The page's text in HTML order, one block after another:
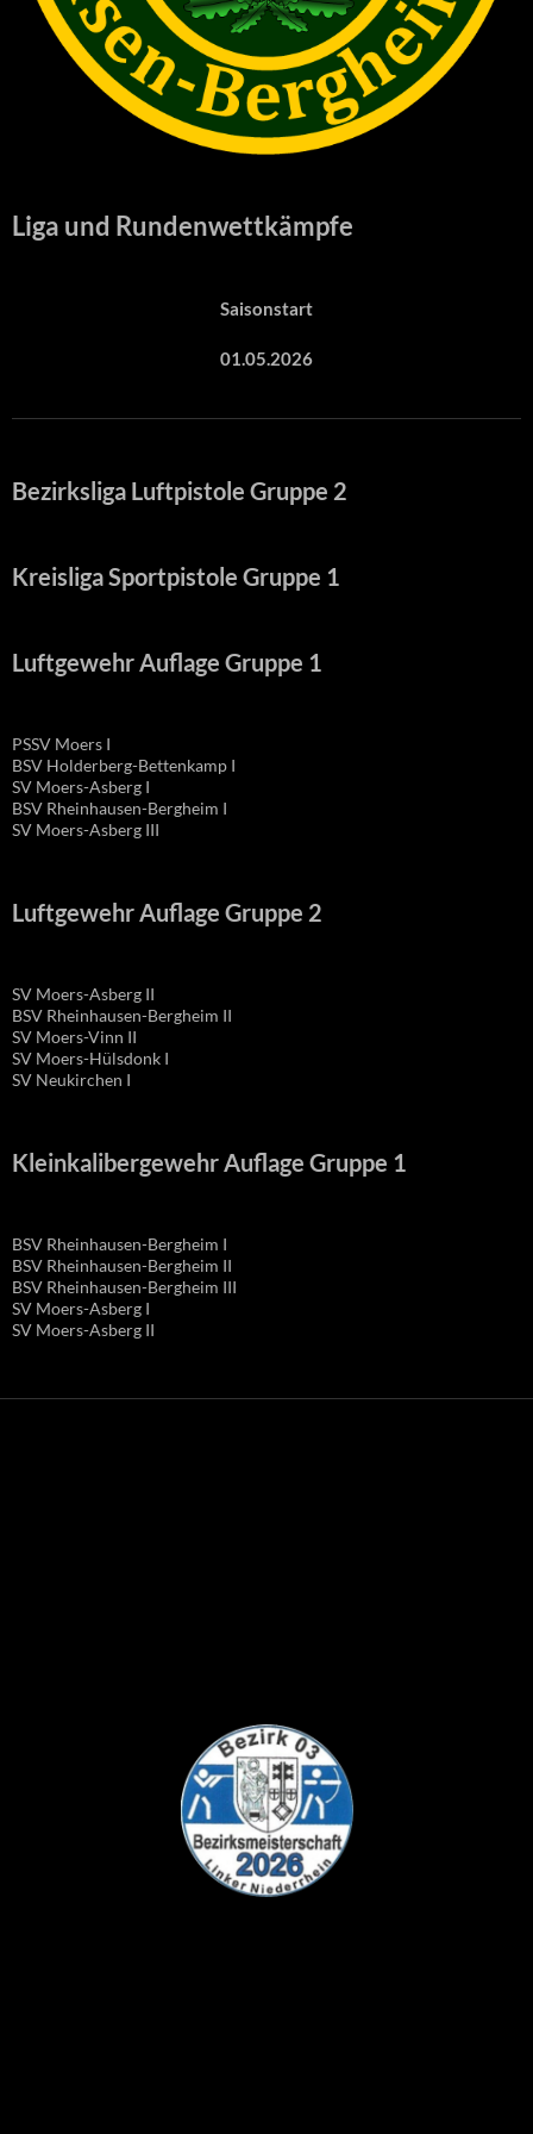
Liga und Rundenwettkämpfe
Saisonstart
01.05.2026
Bezirksliga Luftpistole Gruppe 2
Kreisliga Sportpistole Gruppe 1
Luftgewehr Auflage Gruppe 1
PSSV Moers I
BSV Holderberg-Bettenkamp I
SV Moers-Asberg I
BSV Rheinhausen-Bergheim I
SV Moers-Asberg III
Luftgewehr Auflage Gruppe 2
SV Moers-Asberg II
BSV Rheinhausen-Bergheim II
SV Moers-Vinn II
SV Moers-Hülsdonk I
SV Neukirchen I
Kleinkalibergewehr Auflage Gruppe 1
BSV Rheinhausen-Bergheim I
BSV Rheinhausen-Bergheim II
BSV Rheinhausen-Bergheim III
SV Moers-Asberg I
SV Moers-Asberg II